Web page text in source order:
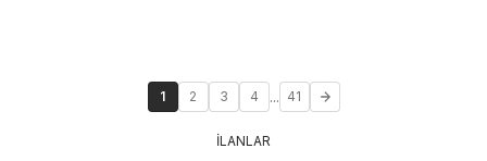
1 2 3 4 ... 41
İLANLAR